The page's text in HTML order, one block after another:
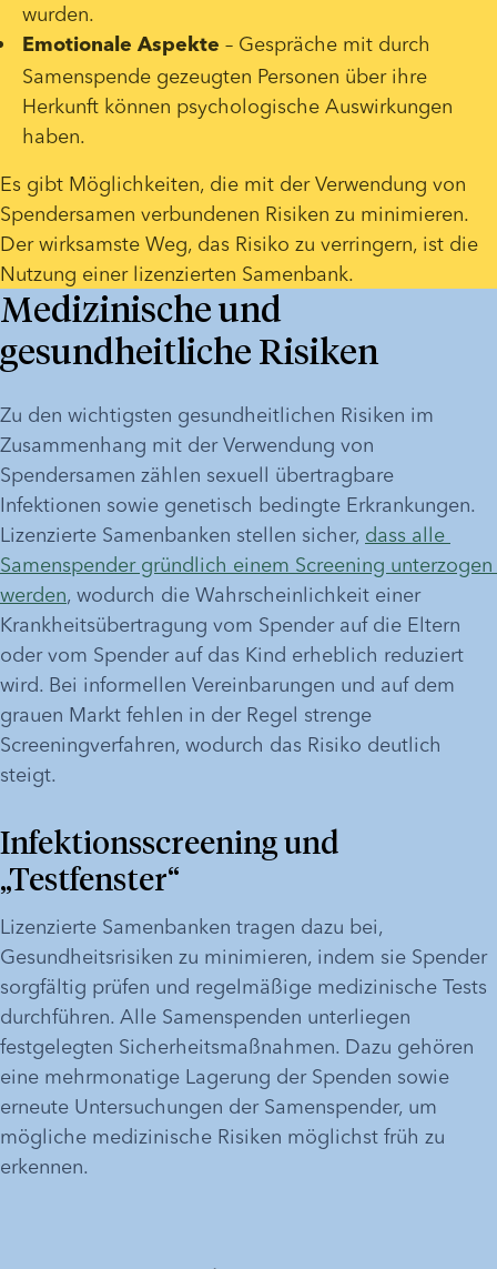
wurden.
Emotionale Aspekte – Gespräche mit durch
Samenspende gezeugten Personen über ihre
Herkunft können psychologische Auswirkungen
haben.
Es gibt Möglichkeiten, die mit der Verwendung von
Spendersamen verbundenen Risiken zu minimieren.
Der wirksamste Weg, das Risiko zu verringern, ist die
Nutzung einer lizenzierten Samenbank.
Medizinische und
gesundheitliche Risiken
Zu den wichtigsten gesundheitlichen Risiken im
Zusammenhang mit der Verwendung von
Spendersamen zählen sexuell übertragbare
Infektionen sowie genetisch bedingte Erkrankungen.
Lizenzierte Samenbanken stellen sicher, dass alle
Samenspender gründlich einem Screening unterzogen
werden, wodurch die Wahrscheinlichkeit einer
Krankheitsübertragung vom Spender auf die Eltern
oder vom Spender auf das Kind erheblich reduziert
wird. Bei informellen Vereinbarungen und auf dem
grauen Markt fehlen in der Regel strenge
Screeningverfahren, wodurch das Risiko deutlich
steigt.
Infektionsscreening und
„Testfenster“
Lizenzierte Samenbanken tragen dazu bei,
Gesundheitsrisiken zu minimieren, indem sie Spender
sorgfältig prüfen und regelmäßige medizinische Tests
durchführen. Alle Samenspenden unterliegen
festgelegten Sicherheitsmaßnahmen. Dazu gehören
eine mehrmonatige Lagerung der Spenden sowie
erneute Untersuchungen der Samenspender, um
mögliche medizinische Risiken möglichst früh zu
erkennen.